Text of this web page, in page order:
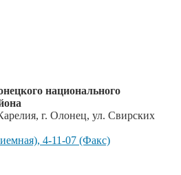
национального
г. Олонец, ул. Свирских
4-11-07 (Факс)